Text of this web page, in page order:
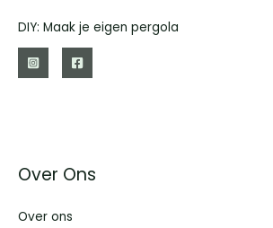
DIY: Maak je eigen pergola
Over Ons
Over ons